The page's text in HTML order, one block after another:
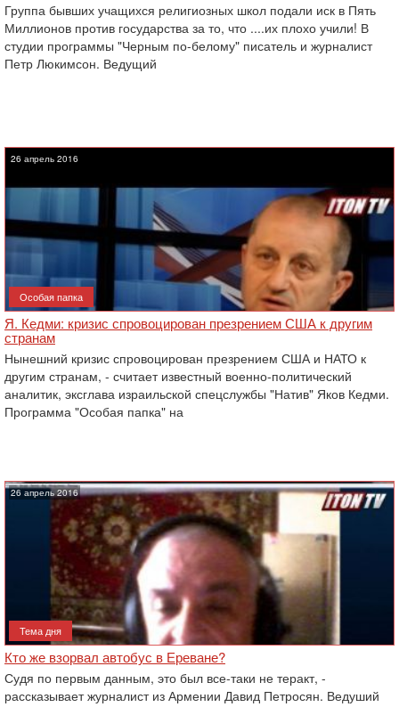
Группа бывших учащихся религиозных школ подали иск в Пять
Миллионов против государства за то, что ....их плохо учили! В
студии программы "Черным по-белому" писатель и журналист
Петр Люкимсон. Ведущий
26 апрель 2016
Особая папка
Я. Кедми: кризис спровоцирован презрением США к другим
странам
Нынешний кризис спровоцирован презрением США и НАТО к
другим странам, - считает известный военно-политический
аналитик, эксглава израильской спецслужбы "Натив" Яков Кедми.
Программа "Особая папка" на
26 апрель 2016
Тема дня
Кто же взорвал автобус в Ереване?
Судя по первым данным, это был все-таки не теракт, -
рассказывает журналист из Армении Давид Петросян. Ведуший